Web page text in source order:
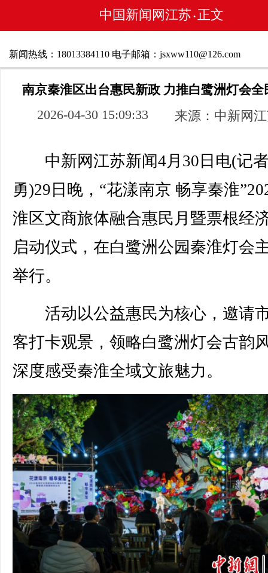
中国新闻网江苏 • 正文
新闻热线：18013384110 电子邮箱：jsxww110@126.com
南京秦淮区出台惠民新政 力推白鹭洲灯会全
2026-04-30 15:09:33 来源：中新网
中新网江苏新闻4月30日电(记
勇)29日晚，“花漾南京 畅享秦淮
淮区文商旅体融合惠民月暨票根经
启动仪式，在白鹭洲公园秦淮灯会
举行。
活动以公益惠民为核心，邀请
客打卡观景，领略白鹭洲灯会古韵
深度感受秦淮全域文旅魅力。